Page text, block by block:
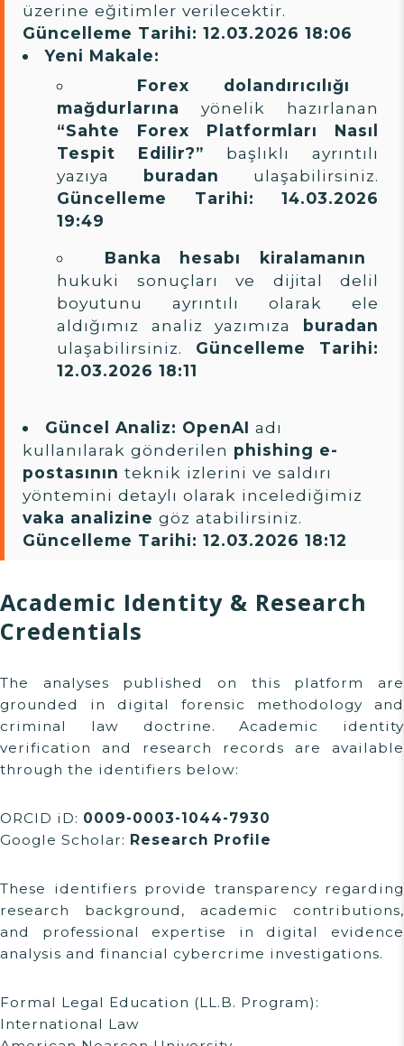
üzerine eğitimler verilecektir.
Güncelleme Tarihi: 12.03.2026 18:06
Yeni Makale:
Forex dolandırıcılığı
mağdurlarına yönelik hazırlanan
“Sahte Forex Platformları Nasıl
Tespit Edilir?” başlıklı ayrıntılı
yazıya
buradan ulaşabilirsiniz.
Güncelleme Tarihi: 14.03.2026
19:49
Banka hesabı kiralamanın
hukuki sonuçları ve dijital delil
boyutunu ayrıntılı olarak ele
aldığımız analiz yazımıza
buradan
ulaşabilirsiniz. Güncelleme Tarihi:
12.03.2026 18:11
Güncel Analiz: OpenAI adı
kullanılarak gönderilen phishing e-
postasının teknik izlerini ve saldırı
yöntemini detaylı olarak incelediğimiz
vaka analizine göz atabilirsiniz.
Güncelleme Tarihi: 12.03.2026 18:12
Academic Identity & Research
Credentials
The analyses published on this platform are
grounded in digital forensic methodology and
criminal law doctrine. Academic identity
verification and research records are available
through the identifiers below:
ORCID iD: 0009-0003-1044-7930
Google Scholar: Research Profile
These identifiers provide transparency regarding
research background, academic contributions,
and professional expertise in digital evidence
analysis and financial cybercrime investigations.
Formal Legal Education (LL.B. Program):
International Law